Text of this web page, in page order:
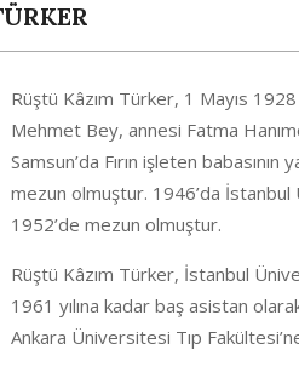
Rüştü Kâzım Türker, 1 Mayıs
Mehmet Bey, annesi Fatma
Samsun’da Fırın işleten
mezun olmuştur. 1946’da
1952’de mezun olmuştur.
Rüştü Kâzım Türker, İstanbul
1961 yılına kadar baş asistan
Ankara Üniversitesi Tıp